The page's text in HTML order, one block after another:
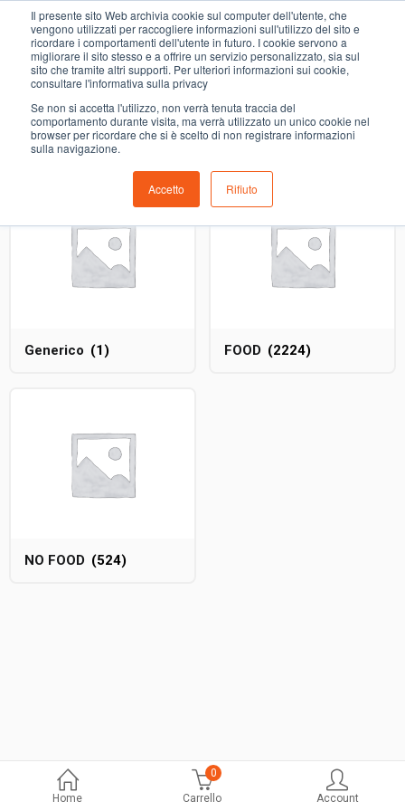
Il presente sito Web archivia cookie sul computer dell'utente, che
vengono utilizzati per raccogliere informazioni sull'utilizzo del sito e
ricordare i comportamenti dell'utente in futuro. I cookie servono a
migliorare il sito stesso e a offrire un servizio personalizzato, sia sul
sito che tramite altri supporti. Per ulteriori informazioni sui cookie,
consultare l'informativa sulla privacy
Se non si accetta l'utilizzo, non verrà tenuta traccia del
comportamento durante visita, ma verrà utilizzato un unico cookie nel
browser per ricordare che si è scelto di non registrare informazioni
sulla navigazione.
Accetto Rifiuto
SALVIETTE UMIDIFICATE
Home
0
Carrello
Account
COMING SOON
gastronomia e del menù settimanale devono essere indicati
nello spazio apposito in sede di checkout
Generico (1) FOOD (2224)
NO FOOD (524)